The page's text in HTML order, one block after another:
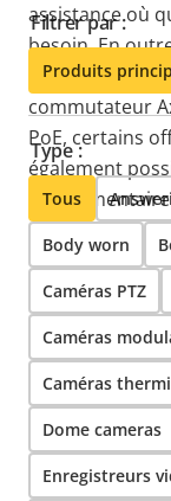
assistance où
besoin. En
un budget
commutateur
PoE, certains
également
Filtrer par :
Produits
Type :
Tous
Body worn
Caméras PTZ
Caméras
Caméras
Dome cameras
Enregistreurs